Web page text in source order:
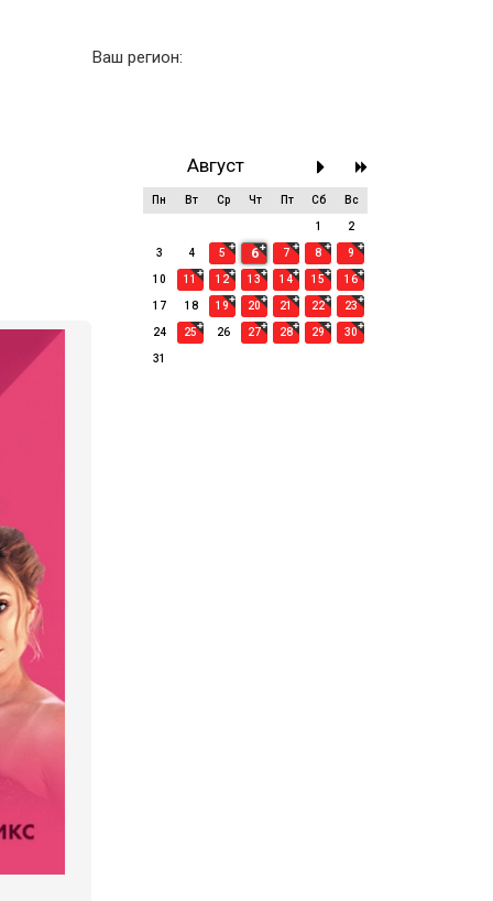
Ваш регион:
Август
Пн Вт Ср Чт Пт Сб Вс
1 2
3 4 5 6 7 8 9
10 11 12 13 14 15 16
17 18 19 20 21 22 23
24 25 26 27 28 29 30
31